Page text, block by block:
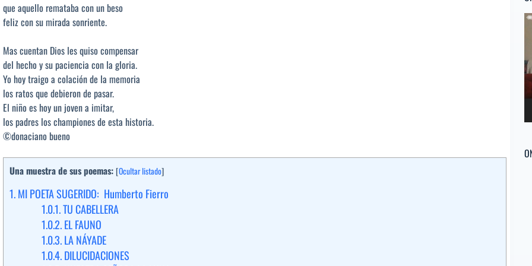
que aquello remataba con un beso
feliz con su mirada sonriente.
Mas cuentan Dios les quiso compensar
del hecho y su paciencia con la gloria.
Yo hoy traigo a colación de la memoria
los ratos que debieron de pasar.
El niño es hoy un joven a imitar,
los padres los championes de esta historia.
©donaciano bueno
Una muestra de sus poemas: [Ocultar listado]
1.MI POETA SUGERIDO: Humberto Fierro
1.0.1.TU CABELLERA
1.0.2.EL FAUNO
1.0.3.LA NÁYADE
1.0.4.DILUCIDACIONES